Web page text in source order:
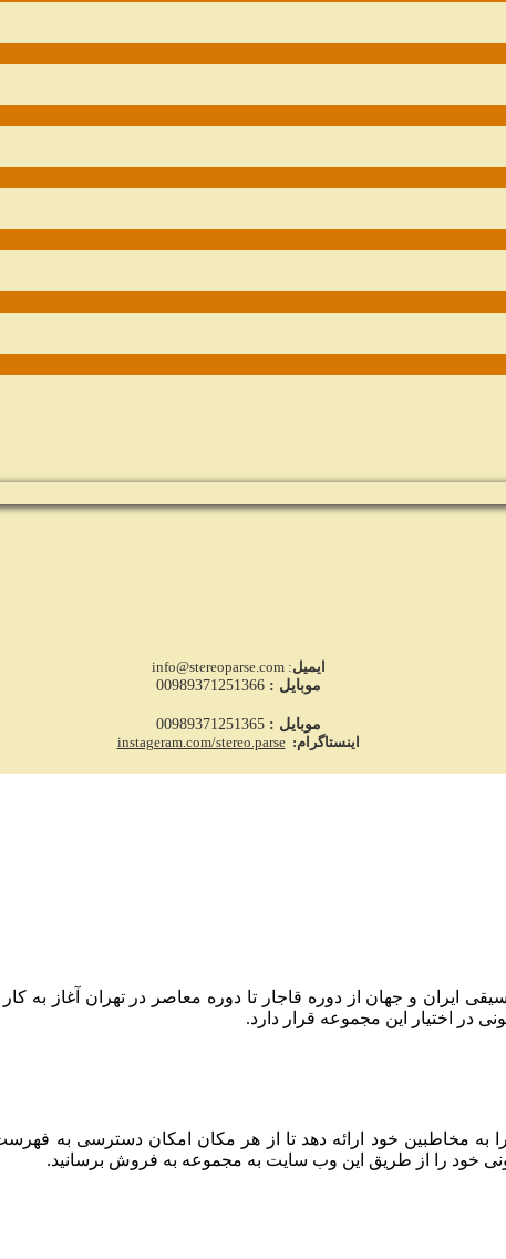
ایمیل: info@stereoparse.com
موبایل : 00989371251366
موبایل : 00989371251365
اینستاگرام: instageram.com/stereo.parse
و حفظ میراث موسیقی ایران و جهان از دوره قاجار تا دوره معاصر در تهران
اختیار این مجموعه قرار دارد.
به مخاطبین خود ارائه دهد تا از هر مکان امکان دسترسی به
خود را از طریق این وب سایت به مجموعه به فروش برسانید.